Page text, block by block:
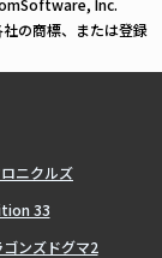
の商標、または登録
ニクルズ
33
ゴンズドグマ2